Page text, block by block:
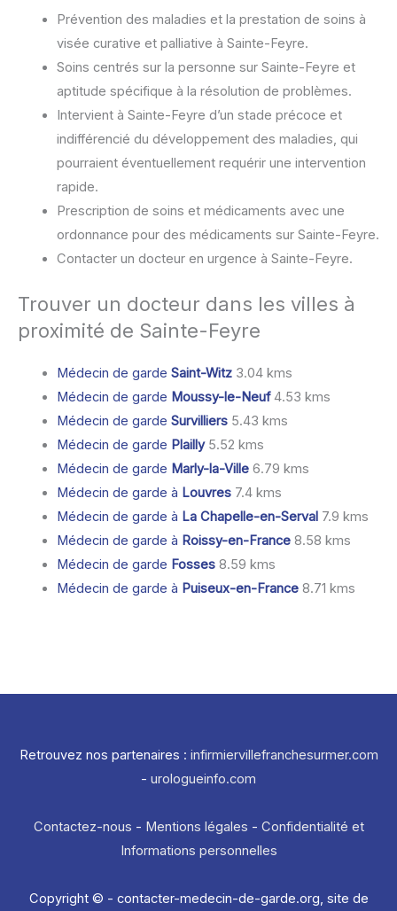
Prévention des maladies et la prestation de soins à
visée curative et palliative à Sainte-Feyre.
Soins centrés sur la personne sur Sainte-Feyre et
aptitude spécifique à la résolution de problèmes.
Intervient à Sainte-Feyre d’un stade précoce et
indifférencié du développement des maladies, qui
pourraient éventuellement requérir une intervention
rapide.
Prescription de soins et médicaments avec une
ordonnance pour des médicaments sur Sainte-Feyre.
Contacter un docteur en urgence à Sainte-Feyre.
Trouver un docteur dans les villes à
proximité de Sainte-Feyre
Médecin de garde Saint-Witz3.04 kms
Médecin de garde Moussy-le-Neuf4.53 kms
Médecin de garde Survilliers5.43 kms
Médecin de garde Plailly5.52 kms
Médecin de garde Marly-la-Ville6.79 kms
Médecin de garde à Louvres7.4 kms
Médecin de garde à La Chapelle-en-Serval7.9 kms
Médecin de garde à Roissy-en-France8.58 kms
Médecin de garde Fosses8.59 kms
Médecin de garde à Puiseux-en-France8.71 kms
Retrouvez nos partenaires : infirmiervillefranchesurmer.com
- urologueinfo.com
Contactez-nous - Mentions légales - Confidentialité et
Informations personnelles
Copyright © - contacter-medecin-de-garde.org, site de